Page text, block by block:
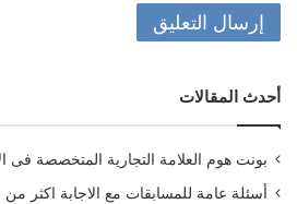
أحدث المقالات
بونت هوم العلامة التجارية المتخصصة فى
أسئلة عامة للمسابقات مع الاجابة اكثر من 500 سؤال